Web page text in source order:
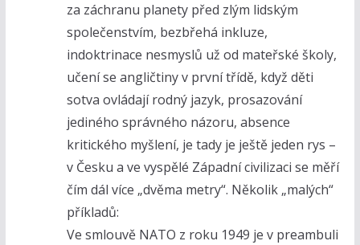
za záchranu planety před zlým lidským
společenstvím, bezbřehá inkluze,
indoktrinace nesmyslů už od mateřské školy,
učení se angličtiny v první třídě, když děti
sotva ovládají rodný jazyk, prosazování
jediného správného názoru, absence
kritického myšlení, je tady je ještě jeden rys –
v Česku a ve vyspělé Západní civilizaci se měří
čím dál více „dvěma metry“. Několik „malých“
příkladů:
Ve smlouvě NATO z roku 1949 je v preambuli